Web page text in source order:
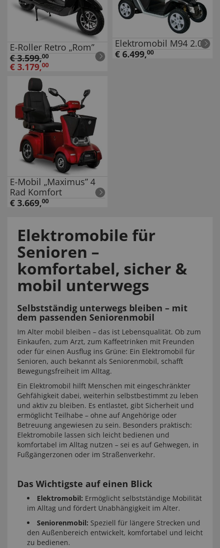
E-Roller Retro „Rom”
€3.599,00
€ 3.179,00
Elektromobil M94 2.0
€ 6.499,00
E-Mobil „Maximus” 4
Rad Komfort
€ 3.669,00
Elektromobile für
Senioren –
komfortabel, sicher &
mobil unterwegs
Selbstständig unterwegs bleiben – mit
dem passenden Seniorenmobil
Im Alter mobil bleiben – das ist Lebensqualität. Ob zum
Einkaufen, zum Arzt, zum Kaffeetrinken mit Freunden
oder für einen Ausflug ins Grüne: Ein Elektromobil für
Senioren, auch bekannt als Seniorenmobil, schafft
Bewegungsfreiheit im Alltag.
Ein Elektromobil hilft Menschen mit eingeschränkter
Gehfähigkeit dabei, weiterhin selbstbestimmt zu leben
und aktiv zu bleiben. Es entlastet, gibt Sicherheit und
ermöglicht Teilhabe – ohne auf Angehörige oder
Betreuung angewiesen zu sein. Besonders praktisch:
Elektromobile lassen sich leicht bedienen und
komfortabel im Alltag nutzen – sei es auf Gehwegen, in
Fußgängerzonen oder im Straßenverkehr.
Das Wichtigste auf einen Blick
Elektromobil: Ermöglicht selbstständige Mobilität
im Alltag und fördert Unabhängigkeit im Alter.
Seniorenmobil: Speziell für längere Strecken und
den Außenbereich entwickelt, komfortabel und leicht
zu bedienen.